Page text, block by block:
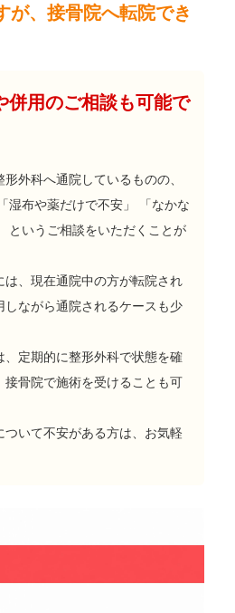
が、接骨院へ転院でき
併用のご相談も可能で
外科へ通院しているものの、
湿布や薬だけで不安」 「なかな
というご相談をいただくことが
は、現在通院中の方が転院され
しながら通院されるケースも少
、定期的に整形外科で状態を確
接骨院で施術を受けることも可
ついて不安がある方は、お気軽